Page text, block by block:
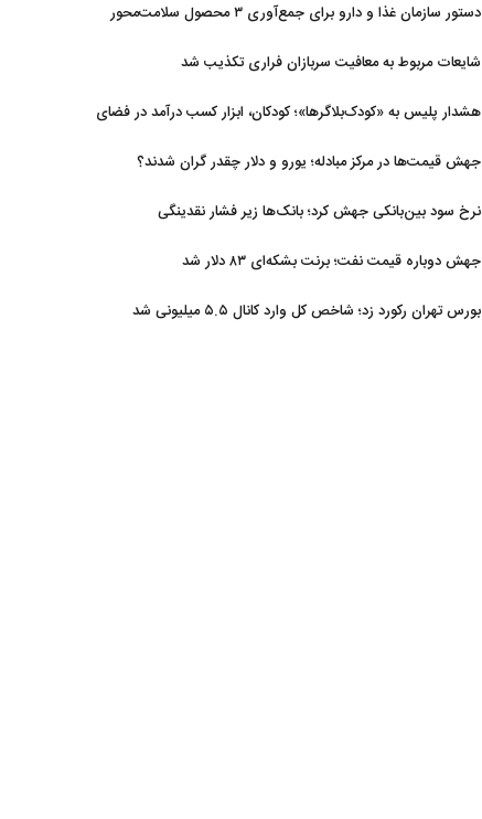
دستور سازمان غذا و دارو برای جمع‌آوری ۳ محصول سلامت‌محور
شایعات مربوط به معافیت سربازان فراری تکذیب شد
هشدار پلیس به «کودک‌بلاگرها»؛ کودکان، ابزار کسب درآمد در فضای
جهش قیمت‌ها در مرکز مبادله؛ یورو و دلار چقدر گران شدند؟
نرخ سود بین‌بانکی جهش کرد؛ بانک‌ها زیر فشار نقدینگی
جهش دوباره قیمت نفت؛ برنت بشکه‌ای ۸۳ دلار شد
بورس تهران رکورد زد؛ شاخص کل وارد کانال ۵.۵ میلیونی شد